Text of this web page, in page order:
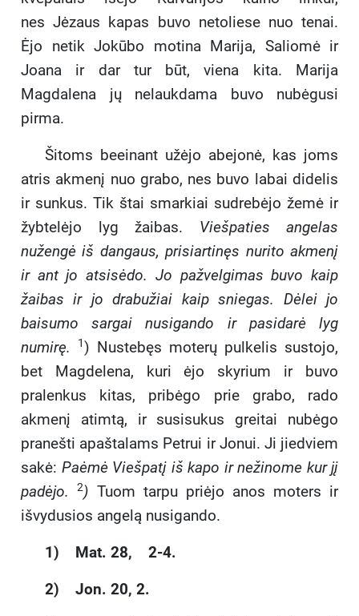
nes Jėzaus kapas buvo netoliese nuo tenai.
Ėjo netik Jokūbo motina Marija, Saliomė ir
Joana ir dar tur būt, viena kita. Marija
Magdalena jų nelaukdama buvo nubėgusi
pirma.
Šitoms beeinant užėjo abejonė, kas joms
atris akmenį nuo grabo, nes buvo labai didelis
ir sunkus. Tik štai smarkiai sudrebėjo žemė ir
žybtelėjo lyg žaibas. Viešpaties angelas
nužengė iš dangaus, prisiartinęs nurito akmenį
ir ant jo atsisėdo. Jo pažvelgimas buvo kaip
žaibas ir jo drabužiai kaip sniegas. Dėlei jo
baisumo sargai nusigando ir pasidarė lyg
numirę.
1) Nustebęs moterų pulkelis sustojo,
bet Magdelena, kuri ėjo skyrium ir buvo
pralenkus kitas, pribėgo prie grabo, rado
akmenį atimtą, ir susisukus greitai nubėgo
pranešti apaštalams Petrui ir Jonui. Ji jiedviem
sakė: Paėmė Viešpatį iš kapo ir nežinome kur jį
padėjo.
2) Tuom tarpu priėjo anos moters ir
išvydusios angelą nusigando.
1) Mat. 28, 2-4.
2) Jon. 20, 2.